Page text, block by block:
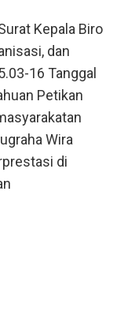
Kepala Biro
dan
16 Tanggal
Petikan
Wira
di